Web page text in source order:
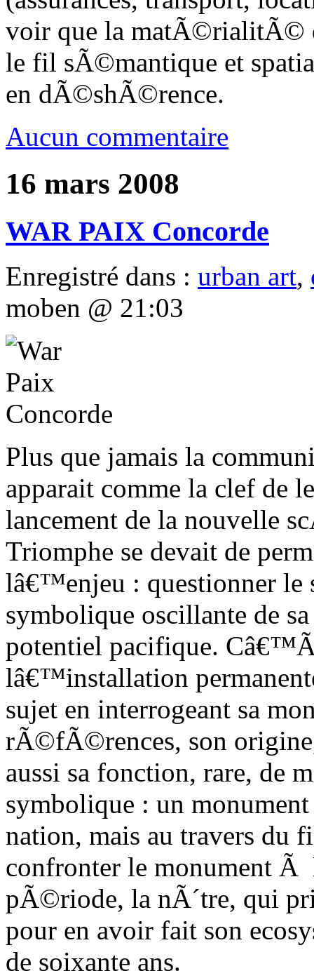
voir que la matÃ©rialitÃ©
le fil sÃ©mantique et
en dÃ©shÃ©rence.
Aucun commentaire
16 mars 2008
WAR PAIX Concorde
Enregistré dans : urban art,
moben @ 21:03
Plus que jamais la
apparait comme la clef de
lancement de la nouvelle
Triomphe se devait de
lâ€™enjeu : questionner le
symbolique oscillante de
potentiel pacifique.
lâ€™installation
sujet en interrogeant sa
rÃ©fÃ©rences, son
aussi sa fonction, rare, de
symbolique : un
nation, mais au travers du
confronter le monument
pÃ©riode, la nÃ´tre, qui
pour en avoir fait son
de soixante ans.